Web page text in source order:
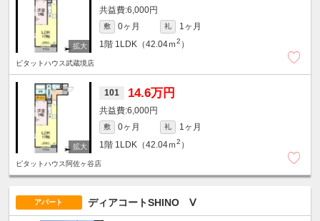
6,000円
敷 0ヶ月 礼
1ヶ月
1階 1LDK（42.04ｍ2 ）
ピタットハウス武蔵境店
101 14.6万円
6,000円
敷 0ヶ月 礼
1ヶ月
1階 1LDK（42.04ｍ2 ）
ピタットハウス阿佐ヶ谷店
アパート ディアコートSHINO Ⅴ